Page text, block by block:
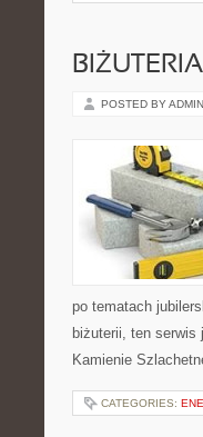
POSTED BY ADMIN
po tematach
biżuterii, ten
Kamienie
CATEGORIES: